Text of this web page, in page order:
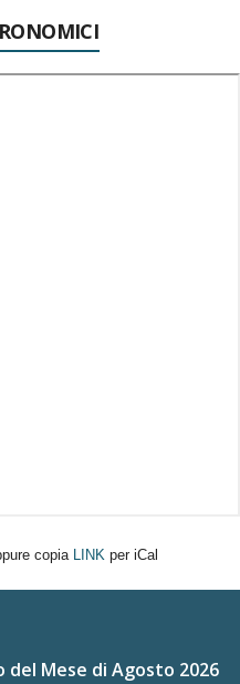
copia LINK per iCal
del Mese di Agosto 2026